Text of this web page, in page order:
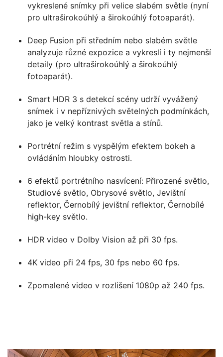
vykreslené snímky při velice slabém světle (nyní
pro ultraširokoúhlý a širokoúhlý fotoaparát).
Deep Fusion při středním nebo slabém světle
analyzuje různé expozice a vykreslí i ty nejmenší
detaily (pro ultraširokoúhlý a širokoúhlý
fotoaparát).
Smart HDR 3 s detekcí scény udrží vyvážený
snímek i v nepříznivých světelných podmínkách,
jako je velký kontrast světla a stínů.
Portrétní režim s vyspělým efektem bokeh a
ovládáním hloubky ostrosti.
6 efektů portrétního nasvícení: Přirozené světlo,
Studiové světlo, Obrysové světlo, Jevištní
reflektor, Černobílý jevištní reflektor, Černobílé
high-key světlo.
HDR video v Dolby Vision až při 30 fps.
4K video při 24 fps, 30 fps nebo 60 fps.
Zpomalené video v rozlišení 1080p až 240 fps.